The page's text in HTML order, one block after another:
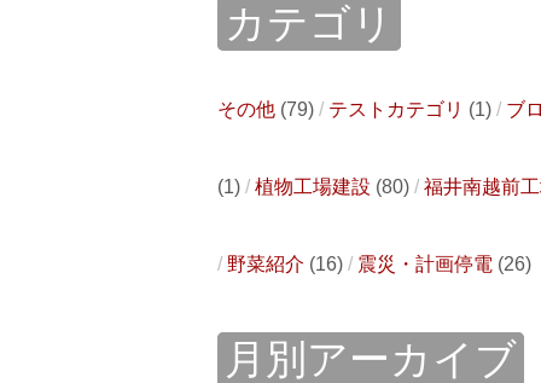
カテゴリ
その他 (79) テストカテゴリ (1) ブ
(1) 植物工場建設 (80) 福井南越前
野菜紹介 (16) 震災・計画停電 (26)
月別アーカイブ